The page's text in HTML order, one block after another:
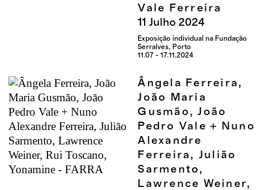
Vale Ferreira
11 Julho 2024
Exposição individual na Fundação
Serralves, Porto
11.07 - 17.11.2024
Ângela Ferreira,
João Maria
Gusmão, João
Pedro Vale + Nuno
Alexandre
Ferreira, Julião
Sarmento,
Lawrence Weiner,